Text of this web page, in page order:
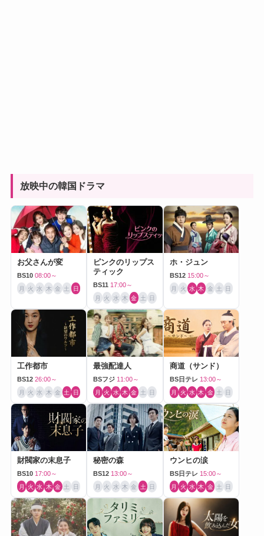
放映中の韓国ドラマ
お父さんが変
BS10 08:00～
月 火 水 木 金 土 日
ピンクのリップス
ティック
BS11 17:00～
月 火 水 木 金 土 日
ホ・ジュン
BS12 15:00～
月 火 水 木 金 土 日
工作都市
BS12 26:00～
月 火 水 木 金 土 日
最強配達人
BSフジ 11:00～
月 火 水 木 金 土 日
商道（サンド）
BS日テレ 13:00～
月 火 水 木 金 土 日
財閥家の末息子
BS10 17:00～
月 火 水 木 金 土 日
秘密の森
BS12 13:00～
月 火 水 木 金 土 日
ウンヒの涙
BS日テレ 15:00～
月 火 水 木 金 土 日